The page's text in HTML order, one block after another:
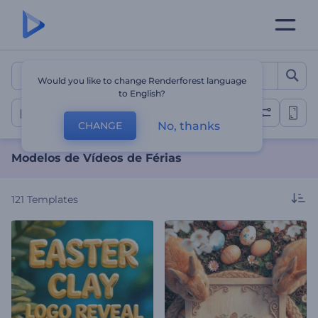
Modelos de Vídeos de
Vídeos de Férias
Modelos de Vídeos de Férias
121 Templates
Would you like to change Renderforest language
to English?
CHANGE No, thanks